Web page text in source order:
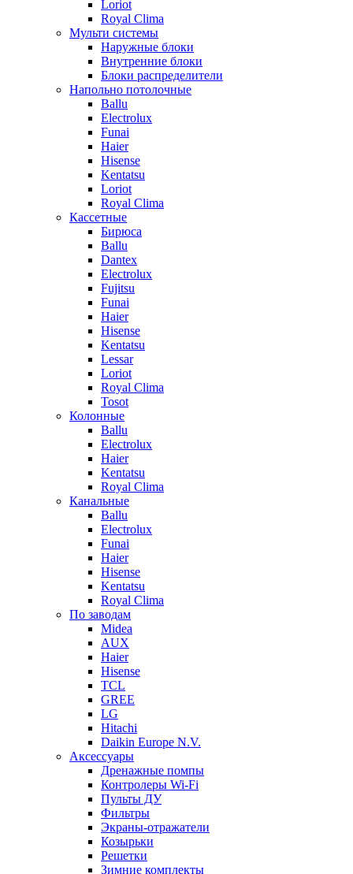
Loriot
Royal Clima
Мульти системы
Наружные блоки
Внутренние блоки
Блоки распределители
Напольно потолочные
Ballu
Electrolux
Funai
Haier
Hisense
Kentatsu
Loriot
Royal Clima
Кассетные
Бирюса
Ballu
Dantex
Electrolux
Fujitsu
Funai
Haier
Hisense
Kentatsu
Lessar
Loriot
Royal Clima
Tosot
Колонные
Ballu
Electrolux
Haier
Kentatsu
Royal Clima
Канальные
Ballu
Electrolux
Funai
Haier
Hisense
Kentatsu
Royal Clima
По заводам
Midea
AUX
Haier
Hisense
TCL
GREE
LG
Hitachi
Daikin Europe N.V.
Аксессуары
Дренажные помпы
Контролеры Wi-Fi
Пульты ДУ
Фильтры
Экраны-отражатели
Козырьки
Решетки
Зимние комплекты